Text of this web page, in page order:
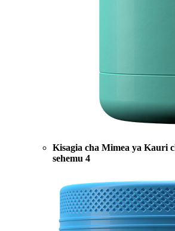
Kisagia cha Mimea ya Kauri
sehemu 4